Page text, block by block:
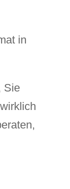
in
Sie